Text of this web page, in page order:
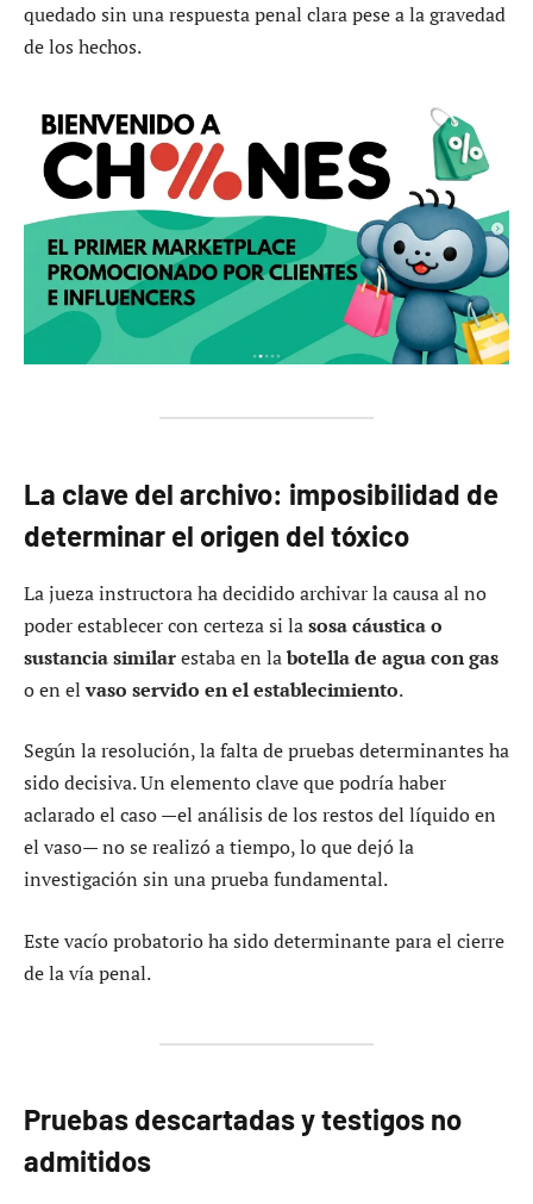
quedado sin una respuesta penal clara pese a la gravedad
de los hechos.
La clave del archivo: imposibilidad de
determinar el origen del tóxico
La jueza instructora ha decidido archivar la causa al no
poder establecer con certeza si lasosa cáustica o
sustancia similarestaba en labotella de agua con gas
o en elvaso servido en el establecimiento.
Según la resolución, la falta de pruebas determinantes ha
sido decisiva. Un elemento clave que podría haber
aclarado el caso —el análisis de los restos del líquido en
el vaso— no se realizó a tiempo, lo que dejó la
investigación sin una prueba fundamental.
Este vacío probatorio ha sido determinante para el cierre
de la vía penal.
Pruebas descartadas y testigos no
admitidos